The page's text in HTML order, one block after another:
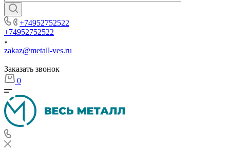
+74952752522
+74952752522
zakaz@metall-ves.ru
Заказать звонок
0